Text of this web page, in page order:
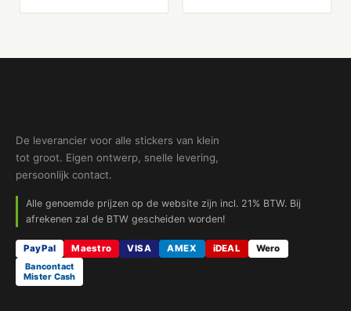
De leverancier voor alle stickers van klein
tot groot. Eigen ontwerp, snelle levering,
persoonlijk contact.
Alle genoemde prijzen op de website zijn incl. 21% BTW. Bij
afrekenen zal de BTW gescheiden worden!
PayPal Maestro VISA AMEX iDEAL
Wero
Bancontact
Mister Cash